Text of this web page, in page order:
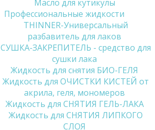
Масло для кутикулы
Профессиональные жидкости
THINNER-Универсальный
разбавитель для лаков
СУШКА-ЗАКРЕПИТЕЛЬ - средство для
сушки лака
Жидкость для снятия БИО-ГЕЛЯ
Жидкость для ОЧИСТКИ КИСТЕЙ от
акрила, геля, мономеров
Жидкость для СНЯТИЯ ГЕЛЬ-ЛАКА
Жидкость для СНЯТИЯ ЛИПКОГО
СЛОЯ